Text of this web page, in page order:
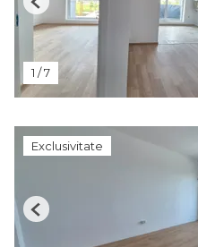
1 /7
Previous
Exclusivitate
Previous